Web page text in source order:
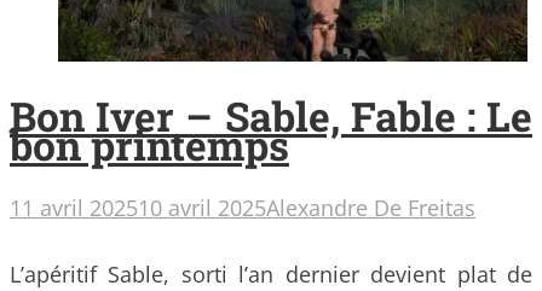
Bon Iver – Sable, Fable : Le
bon printemps
11 avril 202510 avril 2025Alexandre De Freitas
L’apéritif Sable, sorti l’an dernier devient plat de